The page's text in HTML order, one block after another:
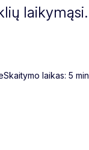
laikymąsi.
Skaitymo laikas: 5 min